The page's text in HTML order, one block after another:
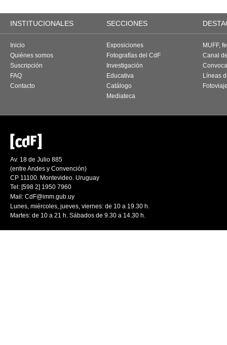
INSTITUCIONALES SECCIONES
Inicio
Quiénes somos
Suscripción
FAQ
Contacto
Exposiciones
Fotografías del CdF
Investigación
Educativa
Catálogo
Mediateca
MUFF,
Canal
Líneas
Av. 18 de Julio 885
(entre Andes y Convención)
CP 11100. Montevideo. Uruguay
Tel: [598 2] 1950 7960
Mail: CdF@imm.gub.uy
Lunes, miércoles, jueves, viernes: de 10 a 19.30 h.
Martes: de 10 a 21 h. Sábados de 9.30 a 14.30 h.